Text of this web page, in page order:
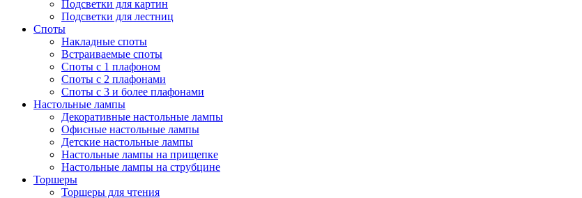
Подсветки для картин
Подсветки для лестниц
Споты
Накладные споты
Встраиваемые споты
Споты с 1 плафоном
Споты с 2 плафонами
Споты с 3 и более плафонами
Настольные лампы
Декоративные настольные лампы
Офисные настольные лампы
Детские настольные лампы
Настольные лампы на прищепке
Настольные лампы на струбцине
Торшеры
Торшеры для чтения